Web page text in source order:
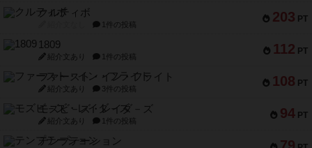
203 PT
クルティボ
1件の投稿
112 PT
1809
紹介文あり 1件の投稿
108 PT
ファースト・イン・フライト
紹介文あり 3件の投稿
94 PT
モズビ－ズ・レイダ－ズ
紹介文あり 1件の投稿
テンプテーション